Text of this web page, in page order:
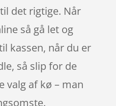
det rigtige. Når
så gå let og
kassen, når du er
så slip for de
valg af kø – man